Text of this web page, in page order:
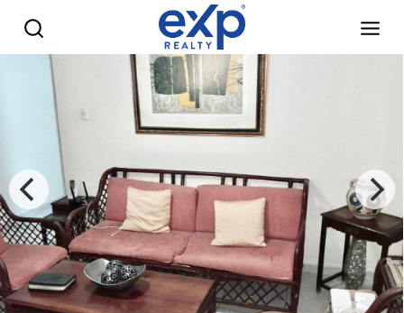
Exclusivo Apartamento Clásico en Serrallés con Patio y 2